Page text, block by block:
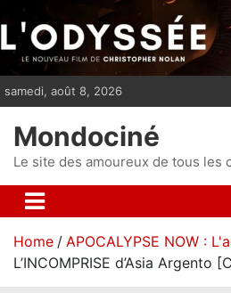
i
p
n
samedi, août 8, 2026
Mondociné
Le site des amoureux de tous les
Home
APOCALYPSE NOW :
L’INCOMPRISE d’Asia Argento